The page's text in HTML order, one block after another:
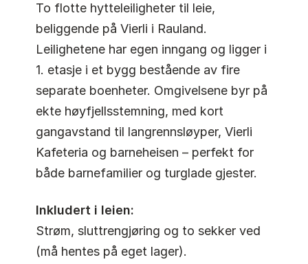
To flotte hytteleiligheter til leie,
beliggende på Vierli i Rauland.
Leilighetene har egen inngang og ligger i
1. etasje i et bygg bestående av fire
separate boenheter. Omgivelsene byr på
ekte høyfjellsstemning, med kort
gangavstand til langrennsløyper, Vierli
Kafeteria og barneheisen – perfekt for
både barnefamilier og turglade gjester.
Inkludert i leien:
Strøm, sluttrengjøring og to sekker ved
(må hentes på eget lager).